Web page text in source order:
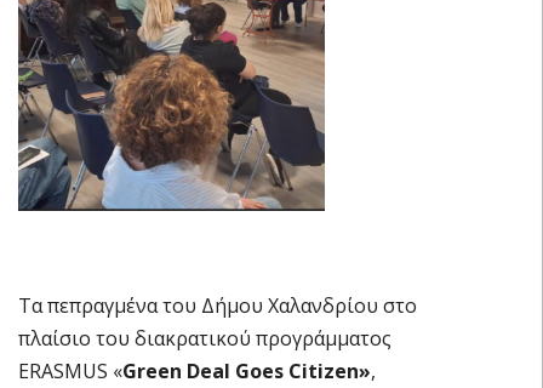
Τα πεπραγμένα του Δήμου Χαλανδρίου στο
πλαίσιο του διακρατικού προγράμματος
ERASMUS «Green Deal Gοes Citizen»,